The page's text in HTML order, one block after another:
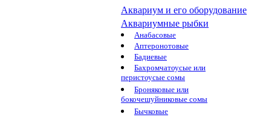
Аквариум и его оборудование
Аквариумные рыбки
Анабасовые
Аптеронотовые
Бадиевые
Бахромчатоусые или
перистоусые сомы
Броняковые или
бокочешуйниковые сомы
Бычковые